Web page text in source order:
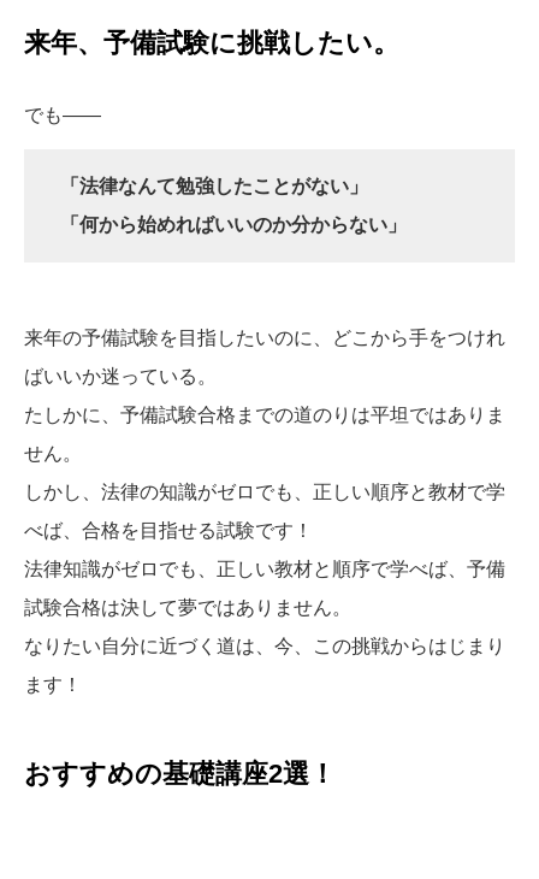
来年、予備試験に挑戦したい。
でも――
「法律なんて勉強したことがない」
「何から始めればいいのか分からない」
来年の予備試験を目指したいのに、どこから手をつけれ
ばいいか迷っている。
たしかに、予備試験合格までの道のりは平坦ではありま
せん。
しかし、法律の知識がゼロでも、正しい順序と教材で学
べば、合格を目指せる試験です！
法律知識がゼロでも、正しい教材と順序で学べば、予備
試験合格は決して夢ではありません。
なりたい自分に近づく道は、今、この挑戦からはじまり
ます！
おすすめの基礎講座2選！